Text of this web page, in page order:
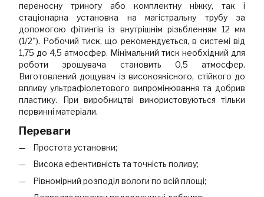
переносну триногу або комплектну ніжку, так і
стаціонарна установка на магістральну трубу за
допомогою фітингів із внутрішнім різьбленням 12 мм
(1/2"). Робочий тиск, що рекомендується, в системі від
1,75 до 4,5 атмосфер. Мінімальний тиск необхідний для
роботи зрошувача становить 0,5 атмосфер.
Виготовлений дощувач із високоякісного, стійкого до
впливу ультрафіолетового випромінювання та добрив
пластику. При виробництві використовуються тільки
первинні матеріали.
Переваги
Простота установки;
Висока ефективність та точність поливу;
Рівномірний розподіл вологи по всій площі;